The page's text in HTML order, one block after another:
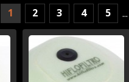
1 2 3 4 5 ...